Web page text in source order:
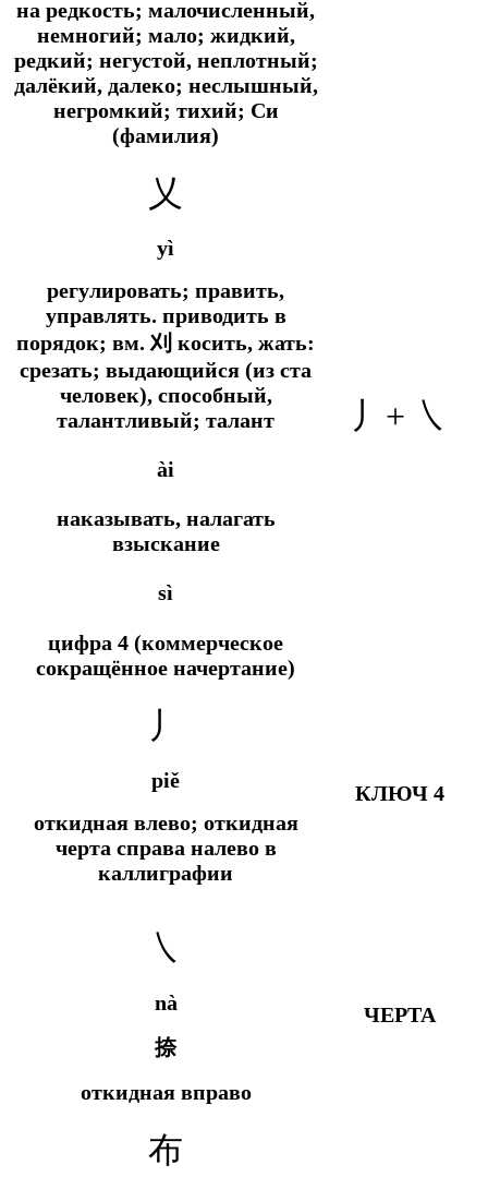
на редкость; малочисленный,
немногий; мало; жидкий,
редкий; негустой, неплотный;
далёкий, далеко; неслышный,
негромкий; тихий; Си
(фамилия)
乂
yì
регулировать; править,
управлять. приводить в
порядок; вм. 刈 косить, жать:
срезать; выдающийся (из ста
человек), способный,
талантливый; талант
ài
наказывать, налагать
взыскание
sì
цифра 4 (коммерческое
сокращённое начертание)
丿+ ㇏
丿
piě
откидная влево; откидная
черта справа налево в
каллиграфии
КЛЮЧ 4
㇏
nà
捺
откидная вправо
ЧЕРТА
布